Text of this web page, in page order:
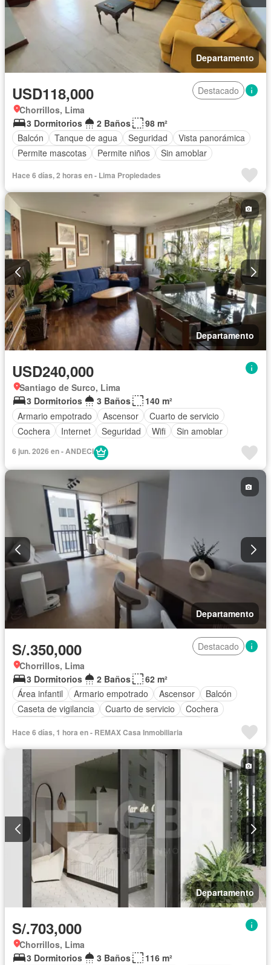
Departamento
USD118,000
Destacado
Chorrillos, Lima
3 Dormitorios
2 Baños
98 m²
Balcón
Tanque de agua Seguridad
Vista panorámica
Permite mascotas
Permite niños Sin amoblar
Hace 6 días, 2 horas en - Lima Propiedades
Departamento
USD240,000
Santiago de Surco, Lima
3 Dormitorios
3 Baños
140 m²
Armario empotrado
Ascensor
Cuarto de servicio
Cochera
Internet Seguridad Wifi Sin amoblar
6 jun. 2026 en - ANDECI
Departamento
S/.350,000
Destacado
Chorrillos, Lima
3 Dormitorios
2 Baños
62 m²
Área infantil
Armario empotrado Ascensor
Balcón
Caseta de vigilancia
Cuarto de servicio
Cochera
Hace 6 días, 1 hora en - REMAX Casa Inmobiliaria
Departamento
S/.703,000
Chorrillos, Lima
3 Dormitorios
3 Baños
116 m²